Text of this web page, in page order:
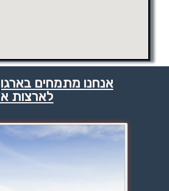
אנחנו מתמחים
לארצות